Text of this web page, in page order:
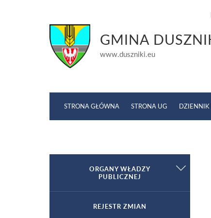
GMINA
www.duszniki.eu
STRONA GŁÓWNA STRONA UG DZIENNIK
Strona główna»Środowisko Uwarunkowania
ORGANY WŁADZY
PUBLICZNEJ
Wójt
REJESTR ZMIAN